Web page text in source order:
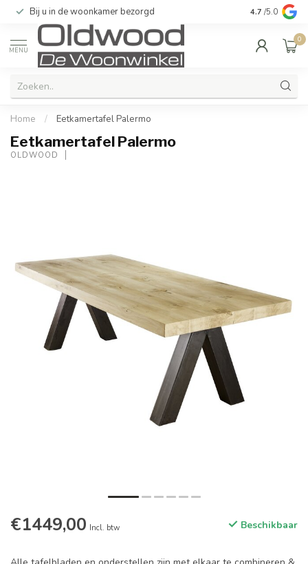
Bij u in de woonkamer bezorgd Kwaliteit &
4.7 /5.0
MENU
0
Home / Eetkamertafel Palermo
Eetkamertafel Palermo
OLDWOOD
€1449,00 Incl. btw Beschikbaar